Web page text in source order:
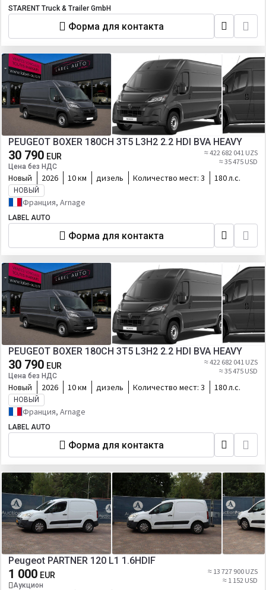
STARENT Truck & Trailer GmbH
Форма для контакта
PEUGEOT BOXER 180CH 3T5 L3H2 2.2 HDI BVA HEAVY
30 790 EUR
Цена без НДС
≈ 422 682 041 UZS
≈ 35 475 USD
Новый 2026 10 км дизель Количество мест: 3 180 л.с.
НОВЫЙ
Франция, Arnage
LABEL AUTO
Форма для контакта
PEUGEOT BOXER 180CH 3T5 L3H2 2.2 HDI BVA HEAVY
30 790 EUR
Цена без НДС
≈ 422 682 041 UZS
≈ 35 475 USD
Новый 2026 10 км дизель Количество мест: 3 180 л.с.
НОВЫЙ
Франция, Arnage
LABEL AUTO
Форма для контакта
Peugeot PARTNER 120 L1 1.6HDIF
1 000 EUR
Аукцион
≈ 13 727 900 UZS
≈ 1 152 USD